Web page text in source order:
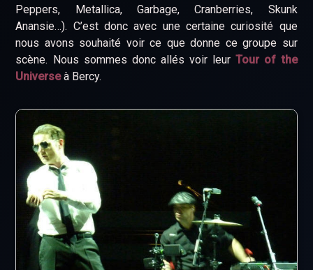
Peppers, Metallica, Garbage, Cranberries, Skunk
Anansie…). C’est donc avec une certaine curiosité que
nous avons souhaité voir ce que donne ce groupe sur
scène. Nous sommes donc allés voir leurTour of the
Universeà Bercy.